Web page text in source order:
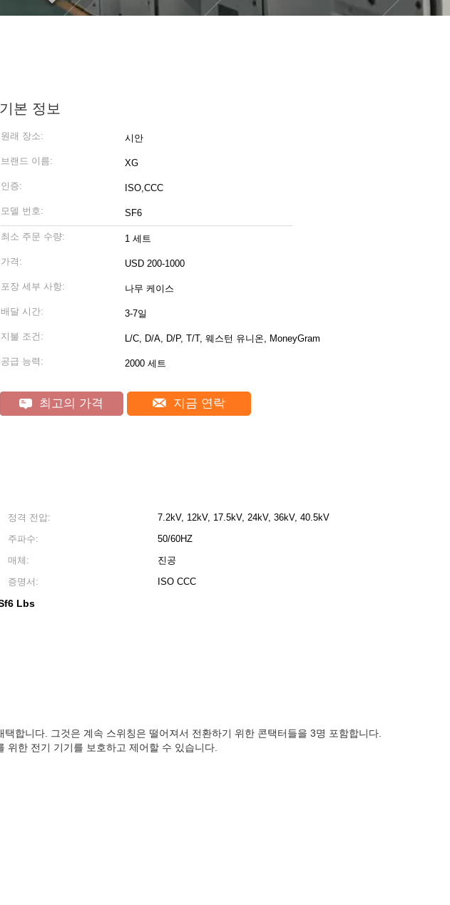
기본 정보
원래 장소: 시안
브랜드 이름: XG
인증: ISO,CCC
모델 번호: SF6
최소 주문 수량: 1 세트
가격: USD 200-1000
포장 세부 사항: 나무 케이스
배달 시간: 3-7일
지불 조건: L/C, D/A, D/P, T/T, 웨스턴 유니온, MoneyGram
공급 능력: 2000 세트
최고의 가격 지금 연락
정격 전압:
7.2kV, 12kV, 17.5kV, 24kV, 36kV, 40.5kV
주파수:
50/60HZ
매체:
진공
증명서:
ISO CCC
Lbs
합니다. 그것은 계속 스위칭은 떨어져서 전환하기 위한 콘택터들을 3명 포함합니다.
한 전기 기기를 보호하고 제어할 수 있습니다.